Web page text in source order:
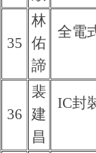
35
林
佑
諦
全電
36
裴
建
昌
IC封